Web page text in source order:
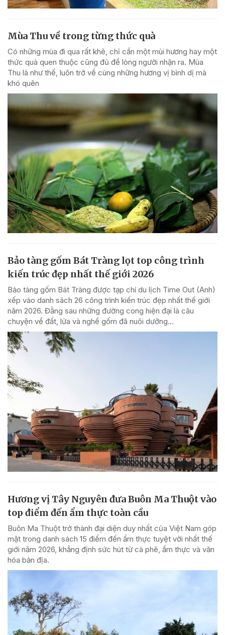
Mùa Thu về trong từng thức quà
Có những mùa đi qua rất khẽ, chỉ cần một mùi hương hay một
thức quà quen thuộc cũng đủ để lòng người nhận ra. Mùa
Thu là như thế, luôn trở về cùng những hương vị bình dị mà
khó quên
Bảo tàng gốm Bát Tràng lọt top công trình
kiến trúc đẹp nhất thế giới 2026
Bảo tàng gốm Bát Tràng được tạp chí du lịch Time Out (Anh)
xếp vào danh sách 26 công trình kiến trúc đẹp nhất thế giới
năm 2026. Đằng sau những đường cong hiện đại là câu
chuyện về đất, lửa và nghề gốm đã nuôi dưỡng...
Hương vị Tây Nguyên đưa Buôn Ma Thuột vào
top điểm đến ẩm thực toàn cầu
Buôn Ma Thuột trở thành đại diện duy nhất của Việt Nam góp
mặt trong danh sách 15 điểm đến ẩm thực tuyệt vời nhất thế
giới năm 2026, khẳng định sức hút từ cà phê, ẩm thực và văn
hóa bản địa.